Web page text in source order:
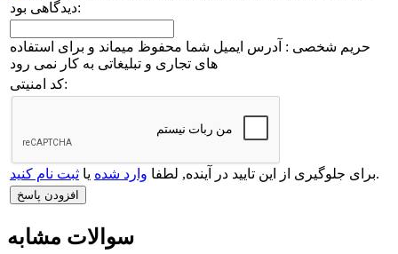
دیدگاهی بود:
حریم شخصی : آدرس ایمیل شما محفوظ میماند و برای استفاده
های تجاری و تبلیغاتی به کار نمی رود
کد امنیتی:
برای جلوگیری از این تایید در آینده, لطفا وارد شده یا ثبت نام کنید .
سوالات مشابه